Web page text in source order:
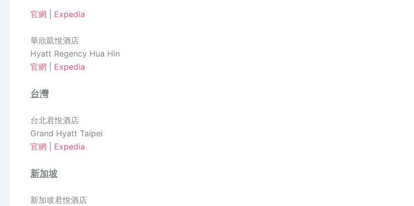
官網 Expedia
華欣凱悅酒店
Hyatt Regency Hua Hin
官網
Expedia
台灣
台北君悅酒店
Grand Hyatt Taipei
官網
Expedia
新加坡
新加坡君悅酒店